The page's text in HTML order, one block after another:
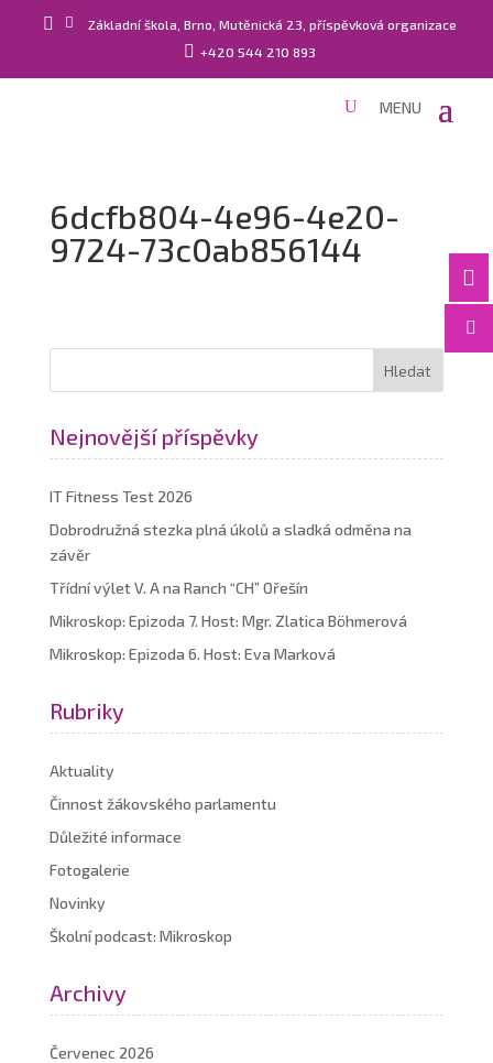
  Základní škola, Brno, Mutěnická 23, příspěvková organizace
 +420 544 210 893


6dcfb804-4e96-4e20-
9724-73c0ab856144
Nejnovější příspěvky
IT Fitness Test 2026
Dobrodružná stezka plná úkolů a sladká odměna na
závěr
Třídní výlet V. A na Ranch “CH” Ořešín
Mikroskop: Epizoda 7. Host: Mgr. Zlatica Böhmerová
Mikroskop: Epizoda 6. Host: Eva Marková
Rubriky
Aktuality
Činnost žákovského parlamentu
Důležité informace
Fotogalerie
Novinky
Školní podcast: Mikroskop
Archivy
Červenec 2026